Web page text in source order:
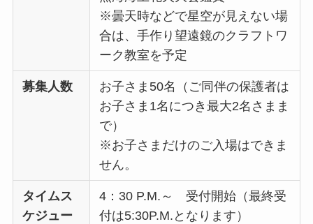
※曇天時などで星空が見えない場
合は、手作り望遠鏡のクラフトワ
ーク教室を予定
募集人数
お子さま50名（ご同伴の保護者は
お子さま1名につき最大2名さまま
で）
※お子さまだけのご入場はできま
せん。
タイムス
ケジュー
4：30 P.M.～ 受付開始（最終受
付は5:30P.M.となります）